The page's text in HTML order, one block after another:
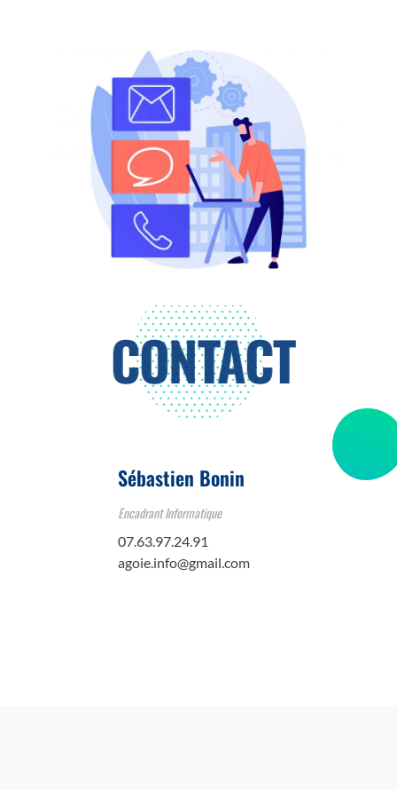
CONTACT
Sébastien Bonin
Encadrant Informatique
07.63.97.24.91
agoie.info@gmail.com